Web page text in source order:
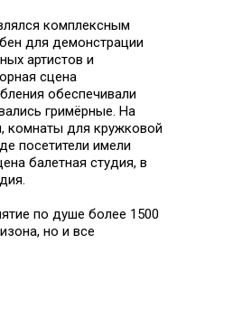
комплексным
для демонстрации
артистов и
сцена
обеспечивали
гримёрные. На
комнаты для кружковой
посетители имели
балетная студия, в
по душе более 1500
но и все